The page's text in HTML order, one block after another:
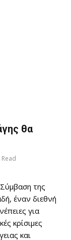
θα
της
έναν διεθνή
για
κρίσιμες
και